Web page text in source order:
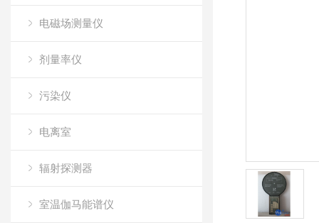
电磁场测量仪
剂量率仪
污染仪
电离室
辐射探测器
室温伽马能谱仪